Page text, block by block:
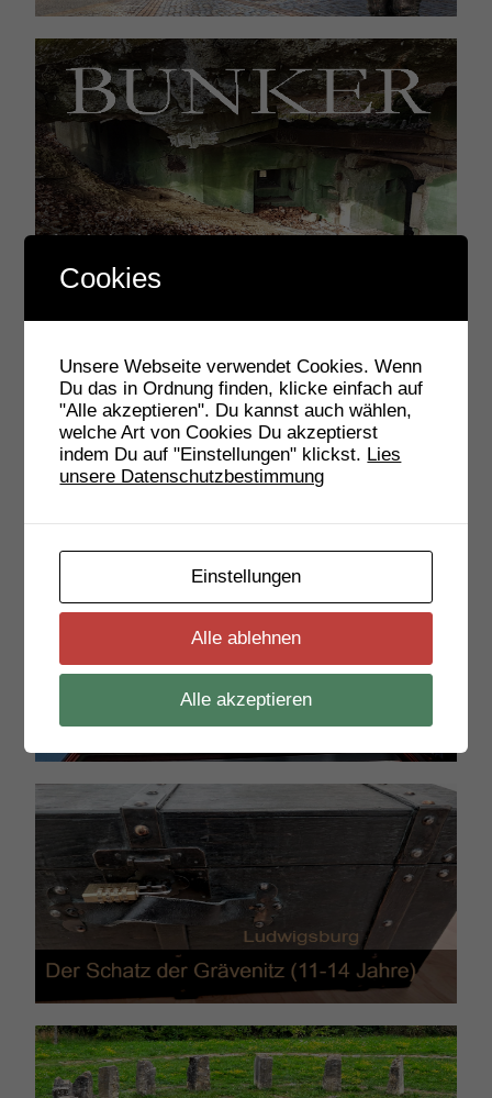
Cookies
Unsere Webseite verwendet Cookies. Wenn
Du das in Ordnung finden, klicke einfach auf
"Alle akzeptieren". Du kannst auch wählen,
welche Art von Cookies Du akzeptierst
indem Du auf "Einstellungen" klickst. Lies
unsere Datenschutzbestimmung
Einstellungen
Alle ablehnen
Alle akzeptieren